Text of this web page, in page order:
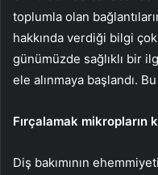
toplumla olan
hakkında verdiği bilgi çok
günümüzde sağlıklı bir
ele alınmaya başlandı.
Fırçalamak mikropların
Diş bakımının